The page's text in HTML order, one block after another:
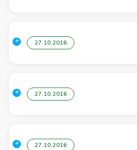
27.10.2016
27.10.2016
27.10.2016